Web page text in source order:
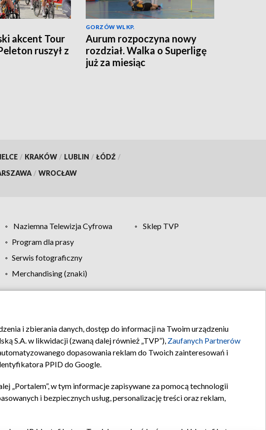
akcent Tour
ruszył z
GORZÓW WLKP.
Aurum rozpoczyna nowy
rozdział. Walka o Superligę
już za miesiąc
/ KRAKÓW / LUBLIN / ŁÓDŹ /
/ WROCŁAW
Naziemna Telewizja Cyfrowa
Sklep TVP
Program dla prasy
Serwis fotograficzny
Merchandising (znaki)
Biuro reklamy Kontakt
i zbierania danych, dostęp do informacji na Twoim urządzeniu
S.A. w likwidacji (zwaną dalej również „TVP”), Zaufanych Partnerów
dopasowania reklam do Twoich zainteresowań i
PPID do Google.
„Portalem”, w tym informacje zapisywane za pomocą technologii
i bezpiecznych usług, personalizację treści oraz reklam,